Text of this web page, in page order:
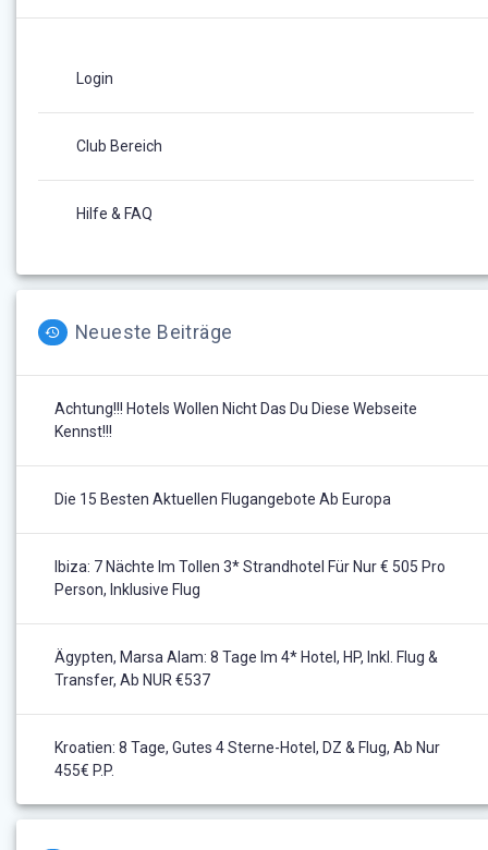
Login
Club Bereich
Hilfe & FAQ
Neueste Beiträge
Achtung!!! Hotels Wollen Nicht Das Du Diese Webseite
Kennst!!!
Die 15 Besten Aktuellen Flugangebote Ab Europa
Ibiza: 7 Nächte Im Tollen 3* Strandhotel Für Nur € 505 Pro
Person, Inklusive Flug
Ägypten, Marsa Alam: 8 Tage Im 4* Hotel, HP, Inkl. Flug &
Transfer, Ab NUR €537
Kroatien: 8 Tage, Gutes 4 Sterne-Hotel, DZ & Flug, Ab Nur
455€ P.P.